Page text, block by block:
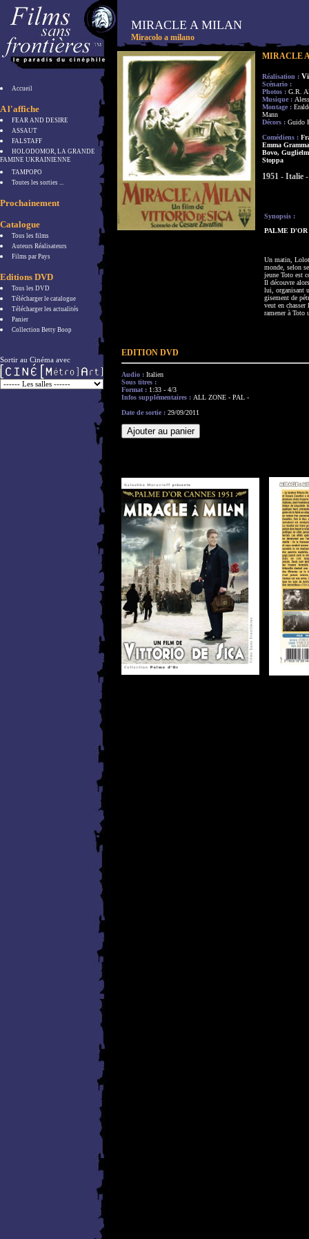
Accueil
A l'affiche
FEAR AND DESIRE
ASSAUT
FALSTAFF
HOLODOMOR, LA GRANDE
FAMINE UKRAINIENNE
TAMPOPO
Toutes les sorties ...
Prochainement
Catalogue
Tous les films
Auteurs Réalisateurs
Films par Pays
Editions DVD
Tous les DVD
Télécharger le catalogue
Télécharger les actualités
Panier
Collection Betty Boop
Sortir au Cinéma avec
MIRACLE A MILAN
Miracolo a milano
MIRACLE
Réalisation :
Scénario :
Photos : G.R.
Musique :
Montage :
Mann
Décors : Guido
Comédiens :
Emma
Bovo,
Stoppa
1951 - Italie
Synopsis :
PALME D'OR
Un matin,
monde, selon
jeune Toto est
Il découvre
lui, organisant
gisement de
veut en
ramener à
EDITION DVD
Audio : Italien
Sous titres :
Format : 1:33 - 4/3
Infos supplémentaires : ALL ZONE - PAL -
Date de sortie : 29/09/2011